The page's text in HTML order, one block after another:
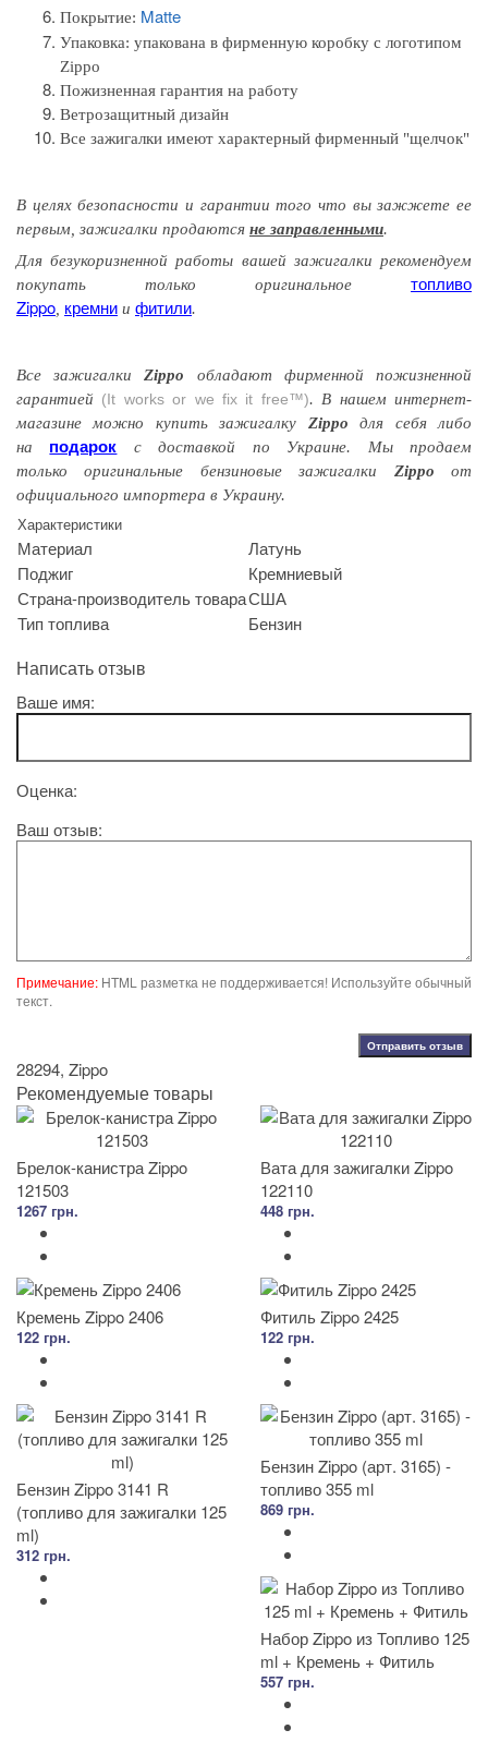
Покрытие: Matte
Упаковка: упакована в фирменную коробку с логотипом
Zippo
Пожизненная гарантия на работу
Ветрозащитный дизайн
Все зажигалки имеют характерный фирменный "щелчок"
В целях безопасности и гарантии того что вызажжете ее
первым , зажигалки продаются не заправленными.
Для безукоризненной работы вашей зажигалки рекомендуем
покупать только оригинальное топливо
Zippo кремни и фитили.
Все зажигалкиZippo обладают фирменнойпожизненной
гарантией (It works or we fix it free™). В нашем интернет-
магазине можно купить зажигалку Zippo для себя либо
на подарок с доставкой по Украине. Мы продаем
только оригинальные бензиновые зажигалки Zippo от
официального импортера в Украину.
Характеристики
Материал
Латунь
Поджиг
Кремниевый
Страна-производитель товараСША
Тип топлива
Бензин
Написать отзыв
Ваше имя:
Оценка:
Ваш отзыв:
Примечание: HTML разметка не поддерживается! Используйте обычный
текст.
Отправить отзыв
28294, Zippo
Рекомендуемые товары
Брелок-канистра Zippo
121503
1267 грн.
Вата для зажигалки Zippo
122110
448 грн.
Кремень Zippo 2406
122 грн.
Фитиль Zippo 2425
122 грн.
Бензин Zippo 3141 R
(топливо для зажигалки 125
ml)
312 грн.
Бензин Zippo (арт. 3165) -
топливо 355 ml
869 грн.
Набор Zippo из Топливо 125
ml + Кремень + Фитиль
557 грн.